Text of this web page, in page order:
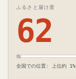
ふるさと届け度
62
低
全国での位置: 上位約 1%